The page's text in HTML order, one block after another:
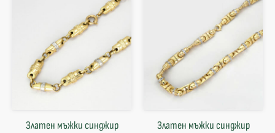
Златен мъжки синджир Златен мъжки синджир